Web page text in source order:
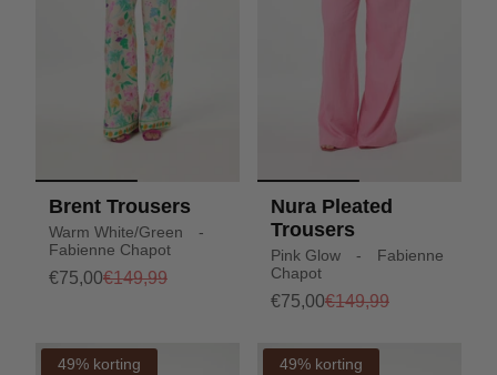
Brent Trousers
Warm White/Green -
Fabienne Chapot
€75,00€149,99
Nura Pleated
Trousers
Pink Glow - Fabienne
Chapot
€75,00€149,99
49% korting 49% korting